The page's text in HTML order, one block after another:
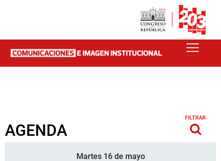
AGENDA
FILTRAR
Martes 16 de mayo